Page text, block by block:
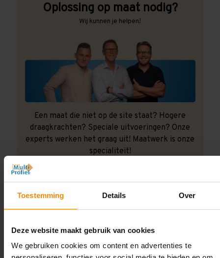
Toestemming Details Over
Deze website maakt gebruik van cookies
We gebruiken cookies om content en advertenties te
Oplossing op maat nodig?
Wij kunnen je helpen!
Een maat die niet op de site staat? Hogere
draagkrachten? Speciale uitvoeringen? Onze
experts werken het graag uit! Maatwerk is onze
specialiteit!
Laat ons het doen!